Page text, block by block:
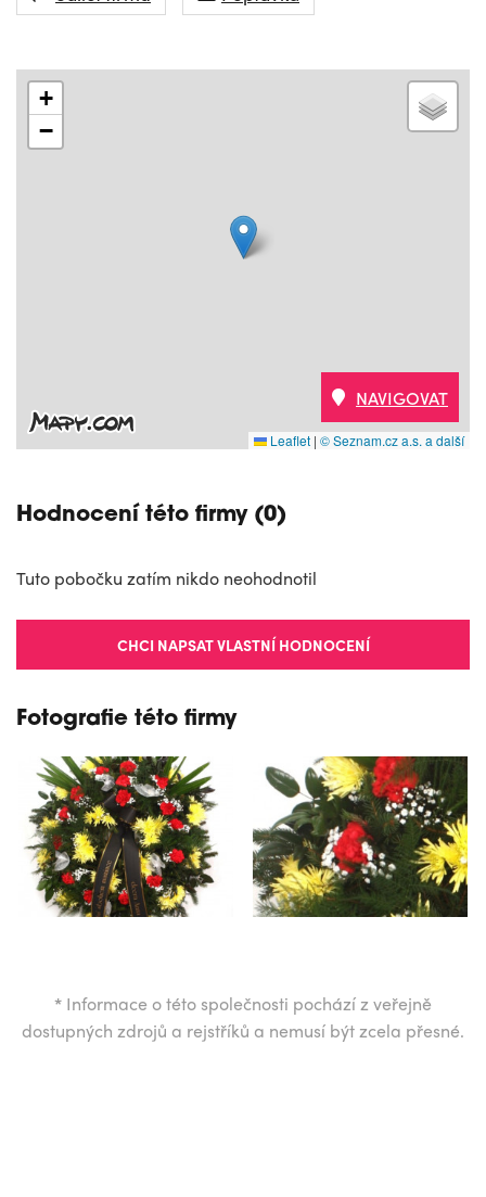
+
−
Leaflet | © Seznam.cz a.s. a další
NAVIGOVAT
Hodnocení této firmy (0)
Tuto pobočku zatím nikdo neohodnotil
CHCI NAPSAT VLASTNÍ HODNOCENÍ
Fotografie této firmy
* Informace o této společnosti pochází z veřejně
dostupných zdrojů a rejstříků a nemusí být zcela přesné.